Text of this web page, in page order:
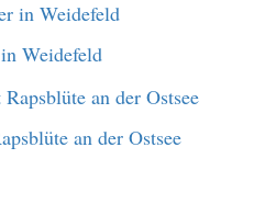
Weidefeld
an der Ostsee